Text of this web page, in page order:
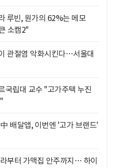
루빈, 원가의 62%는 메모
소캠2"
관절염 악화시킨다…서울대
국립대 교수 "고가주택 누진
배달앱, 이번엔 '고가 브랜드'
부터 가맥집 안주까지… 하이